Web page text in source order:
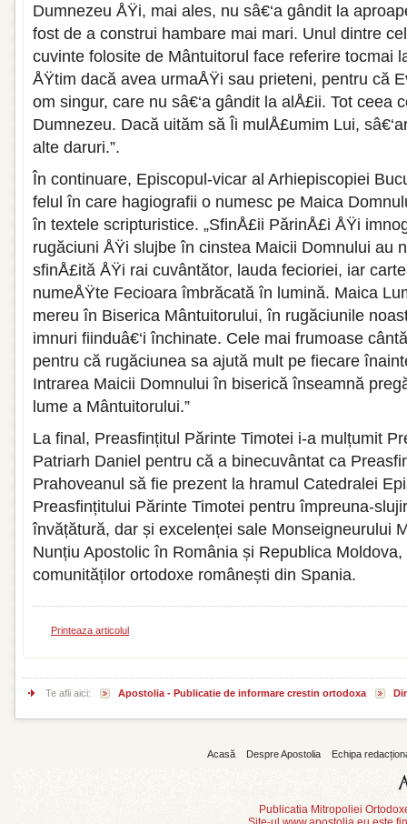
Dumnezeu ÅŸi, mai ales, nu sâ€‘a gândit la
fost de a construi hambare mai mari. Unul dintre
cuvinte folosite de Mântuitorul face referire tocmai
ÅŸtim dacă avea urmaÅŸi sau prieteni, pentru că
om singur, care nu sâ€‘a gândit la alÅ£ii. Tot ceea
Dumnezeu. Dacă uităm să Îi mulÅ£umim Lui,
alte daruri.”.
În continuare, Episcopul-vicar al Arhiepiscopiei
felul în care hagiografii o numesc pe Maica
în textele scripturistice. „SfinÅ£ii PărinÅ£i ÅŸi
rugăciuni ÅŸi slujbe în cinstea Maicii Domnului au
sfinÅ£ită ÅŸi rai cuvântător, lauda fecioriei, iar
numeÅŸte Fecioara îmbrăcată în lumină. Maica
mereu în Biserica Mântuitorului, în rugăciunile
imnuri fiinduâ€‘i închinate. Cele mai frumoase
pentru că rugăciunea sa ajută mult pe fiecare
Intrarea Maicii Domnului în biserică înseamnă
lume a Mântuitorului.”
La final, Preasfințitul Părinte Timotei i-a mulțumit
Patriarh Daniel pentru că a binecuvântat ca
Prahoveanul să fie prezent la hramul Catedralei
Preasfințitului Părinte Timotei pentru împreuna-
învățătură, dar și excelenței sale Monseigneurului
Nunțiu Apostolic în România și Republica
comunităților ortodoxe românești din Spania.
Printeaza articolul
Te afli aici: Apostolia - Publicatie de informare crestin ortodoxa
Acasă Despre Apostolia Echipa
Publicatia Mitropoliei